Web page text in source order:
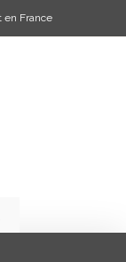
en France